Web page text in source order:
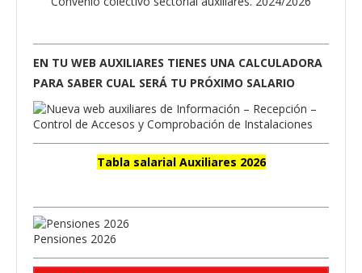
EN TU WEB AUXILIARES TIENES UNA CALCULADORA
PARA SABER CUAL SERÁ TU PRÓXIMO SALARIO
Tabla salarial Auxiliares 2026
Pensiones 2026